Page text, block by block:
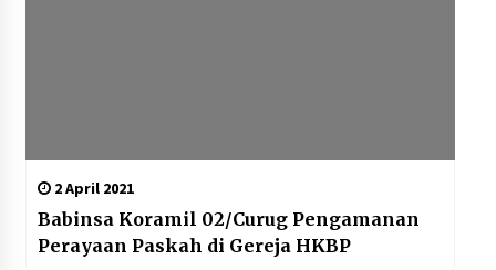
2 April 2021
Babinsa Koramil 02/Curug Pengamanan
Perayaan Paskah di Gereja HKBP